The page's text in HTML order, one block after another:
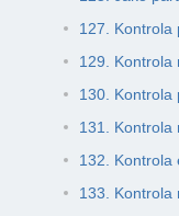
127. Kontrola
129. Kontrola
130. Kontrola
131. Kontrola
132. Kontrola
133. Kontrola